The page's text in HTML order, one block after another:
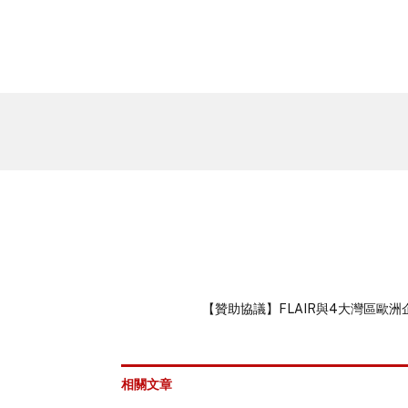
【贊助協議】FLAIR與4大灣區歐
相關文章